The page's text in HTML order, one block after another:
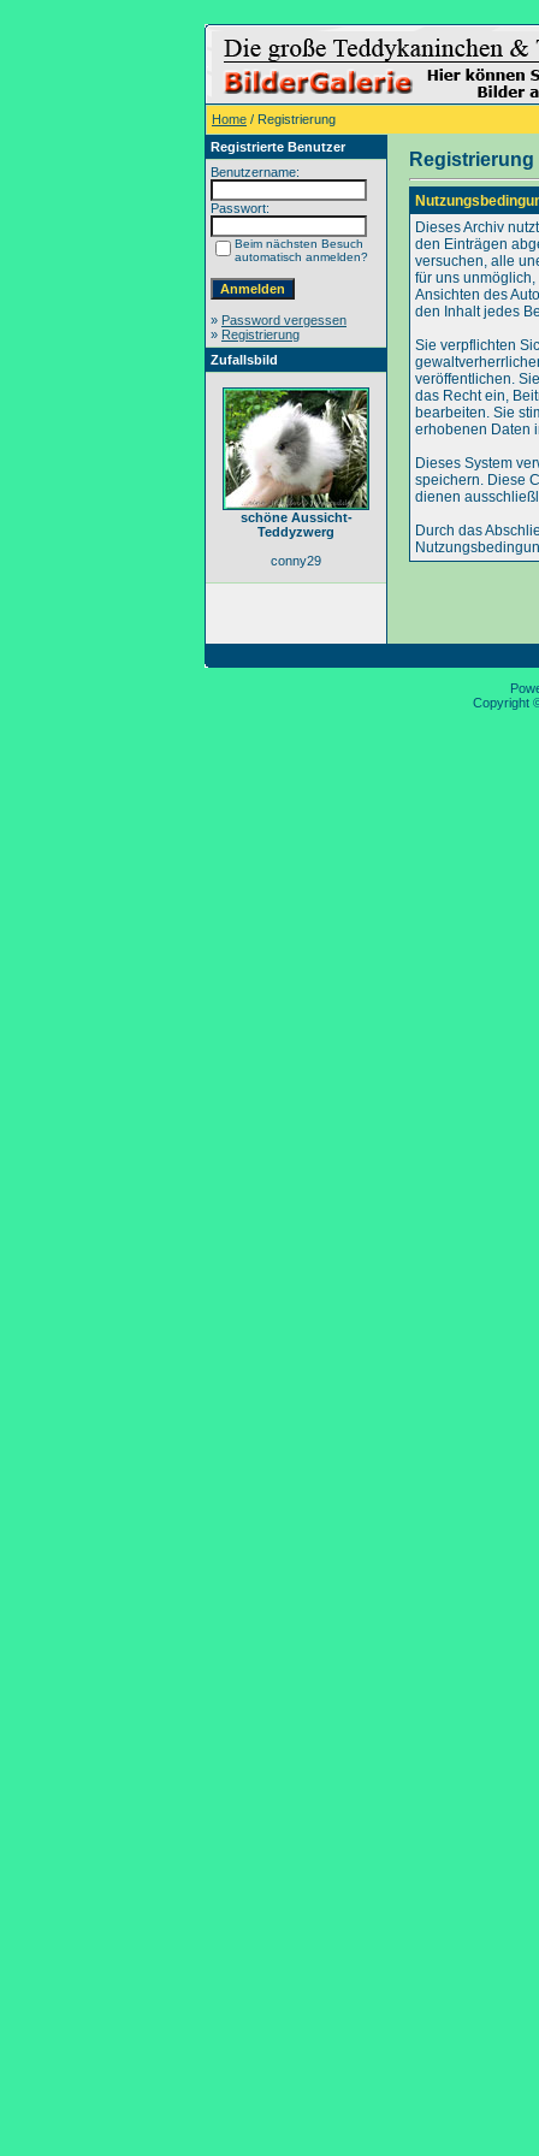
Home / Registrierung
Registrierte Benutzer
Benutzername:
Passwort:
Beim nächsten Besuch
automatisch anmelden?
» Password vergessen
» Registrierung
Zufallsbild
schöne Aussicht-
Teddyzwerg
conny29
Registrierung
Dieses Archiv
den Einträgen
versuchen, alle
für uns
Ansichten des
den Inhalt jedes
Sie verpflichten
veröffentlichen.
das Recht ein,
bearbeiten. Sie
erhobenen Daten
Dieses System
speichern. Diese
dienen
Durch das
Copyright